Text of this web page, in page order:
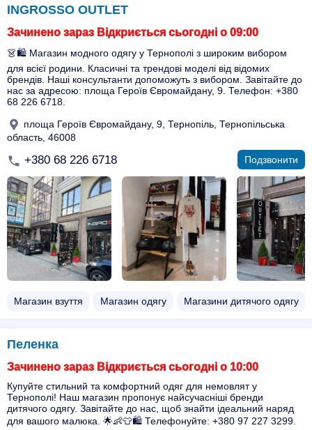
INGROSSO OUTLET
Зачинено зараз Відкриється сьогодні о 09:00
👗🛍️ Магазин модного одягу у Тернополі з широким вибором
для всієї родини. Класичні та трендові моделі від відомих
брендів. Наші консультанти допоможуть з вибором. Завітайте до
нас за адресою: площа Героїв Євромайдану, 9. Телефон: +380
68 226 6718.
площа Героїв Євромайдану, 9, Тернопіль, Тернопільська
область, 46008
+380 68 226 6718 Подзвонити
Магазин взуття Магазин одягу Магазини дитячого одягу
Пеленка
Зачинено зараз Відкриється сьогодні о 10:00
Купуйте стильний та комфортний одяг для немовлят у
Тернополі! Наш магазин пропонує найсучасніші бренди
дитячого одягу. Завітайте до нас, щоб знайти ідеальний наряд
для вашого малюка. 🌟👶👕🛍 Телефонуйте: +380 97 227 3299.